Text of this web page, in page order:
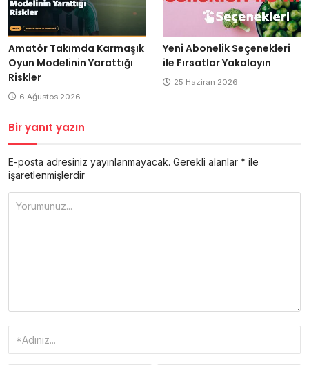
Amatör Takımda Karmaşık
Oyun Modelinin Yarattığı
Riskler
6 Ağustos 2026
Yeni Abonelik Seçenekleri
ile Fırsatlar Yakalayın
25 Haziran 2026
Bir yanıt yazın
E-posta adresiniz yayınlanmayacak. Gerekli alanlar * ile
işaretlenmişlerdir